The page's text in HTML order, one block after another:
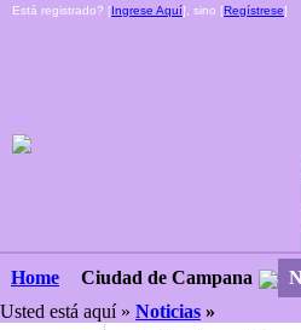
Está registrado? [Ingrese Aquí], sino [Regístrese]
Home Ciudad de Campana
Usted está aquí » Noticias »